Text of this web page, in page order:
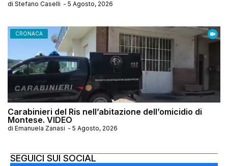
di Stefano Caselli - 5 Agosto, 2026
CRONACA
Carabinieri del Ris nell’abitazione dell’omicidio di
Montese. VIDEO
di Emanuela Zanasi - 5 Agosto, 2026
SEGUICI SUI SOCIAL